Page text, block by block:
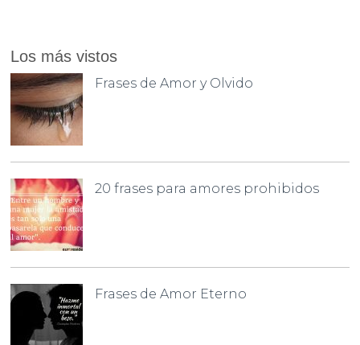
Los más vistos
Frases de Amor y Olvido
20 frases para amores prohibidos
Frases de Amor Eterno